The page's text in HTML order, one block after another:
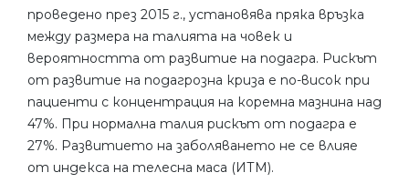
проведено през 2015 г., установява пряка връзка
между размера на талията на човек и
вероятността от развитие на подагра. Рискът
от развитие на подагрозна криза е по-висок при
пациенти с концентрация на коремна мазнина над
47%. При нормална талия рискът от подагра е
27%. Развитието на заболяването не се влияе
от индекса на телесна маса (ИТМ).